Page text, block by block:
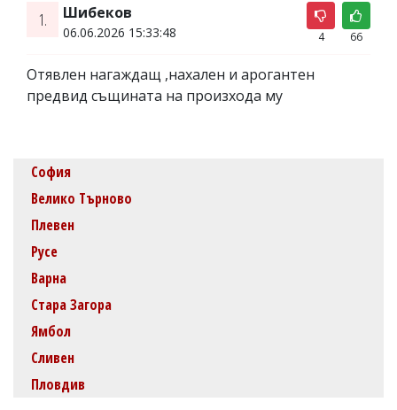
1. Шибеков
06.06.2026 15:33:48 4 66
Отявлен нагаждащ ,нахален и арогантен
предвид същината на произхода му
София
Велико Търново
Плевен
Русе
Варна
Стара Загора
Ямбол
Сливен
Пловдив